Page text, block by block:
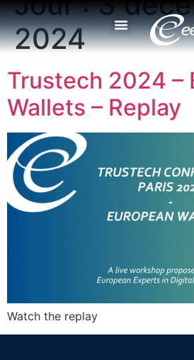
2024
Trustech 2024 –
Wallets – Replay
Watch the replay